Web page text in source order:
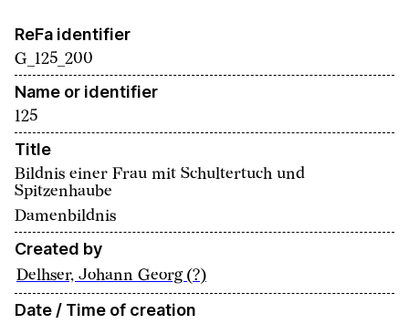
ReFa identifier
G_125_200
Name or identifier
125
Title
Bildnis einer Frau mit Schultertuch und
Spitzenhaube
Damenbildnis
Created by
Delhser, Johann Georg (?)
Date / Time of creation